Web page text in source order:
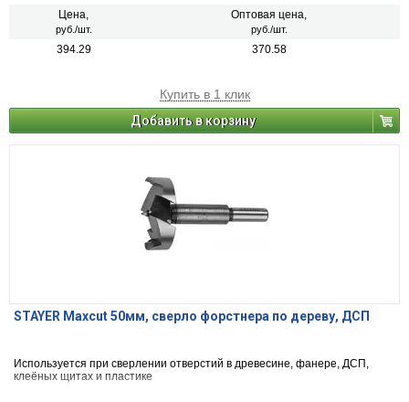
Цена,
руб./шт.
Оптовая цена,
руб./шт.
394.29 370.58
Купить в 1 клик
Добавить в корзину
STAYER Maxcut 50мм, сверло форстнера по дереву, ДСП
Используется при сверлении отверстий в древесине, фанере, ДСП,
клеёных щитах и пластике